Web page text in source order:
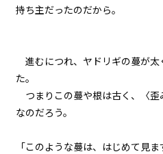
一章 黒
持ち主だったのだから。
進むにつれ、ヤドリギの蔓が
た。
つまりこの蔓や根は古く、〈歪
なのだろう。
「このような蔓は、はじめて見ま